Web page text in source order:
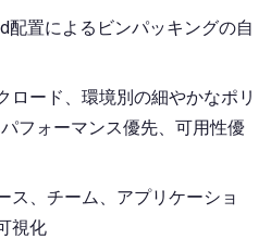
配置によるビンパッキングの自
ロード、環境別の細やかなポリ
フォーマンス優先、可用性優
ス、チーム、アプリケーショ
視化